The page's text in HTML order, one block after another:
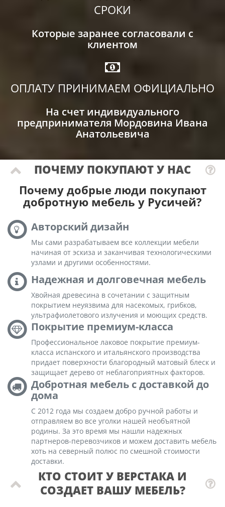
СРОКИ
Которые заранее согласовали с
клиентом
ОПЛАТУ ПРИНИМАЕМ ОФИЦИАЛЬНО
На счет индивидуального
предпринимателя Мордовина Ивана
Анатольевича
ПОЧЕМУ ПОКУПАЮТ У НАС
Почему добрые люди покупают
добротную мебель у Русичей?
Авторский дизайн
Мы сами разрабатываем все коллекции мебели
начиная от эскиза и заканчивая технологическими
узлами и другими особенностями.
Надежная и долговечная мебель
Хвойная древесина в сочетании с защитным
покрытием неуязвима для насекомых, грибков,
ультрафиолетового излучения и моющих средств.
Покрытие премиум-класса
Профессиональное лаковое покрытие премиум-
класса испанского и итальянского производства
придает поверхности благородный матовый блеск и
защищает дерево от неблагоприятных факторов.
Добротная мебель с доставкой до
дома
С 2012 года мы создаем добро ручной работы и
отправляем во все уголки нашей необъятной
родины. За это время мы нашли надежных
партнеров-перевозчиков и можем доставить мебель
хоть на северный полюс по смешной стоимости
доставки.
КТО СТОИТ У ВЕРСТАКА И
СОЗДАЕТ ВАШУ МЕБЕЛЬ?